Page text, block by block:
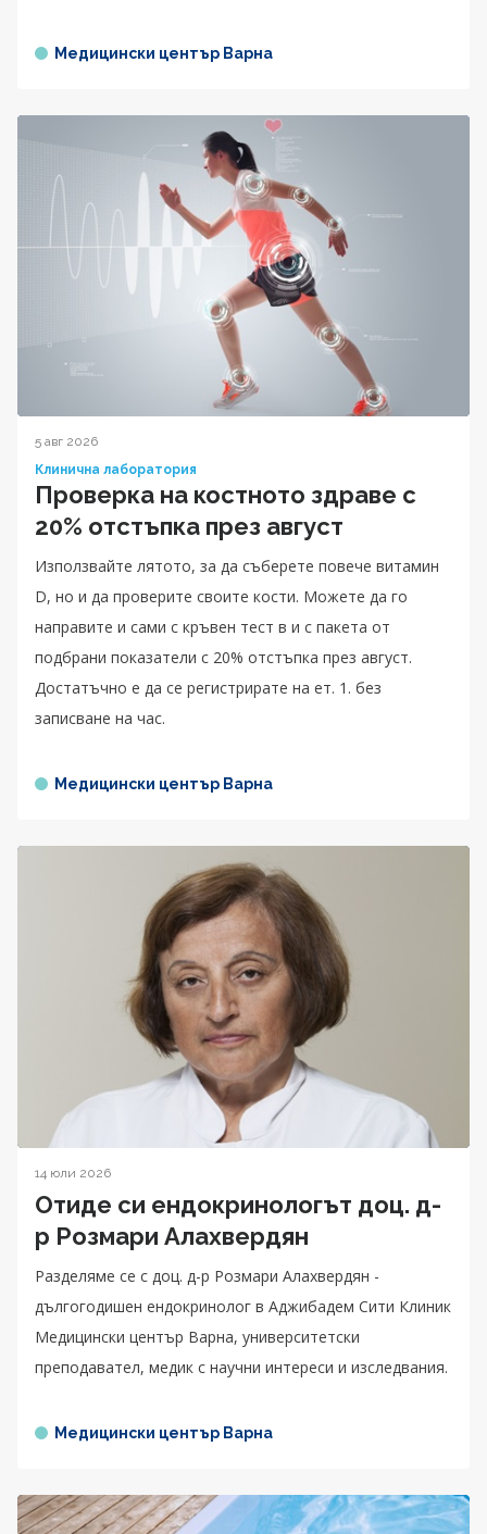
Медицински център Варна
5 авг 2026
Клинична лаборатория
Проверка на костното здраве с
20% отстъпка през август
Използвайте лятото, за да съберете повече витамин
D, но и да проверите своите кости. Можете да го
направите и сами с кръвен тест в и с пакета от
подбрани показатели с 20% отстъпка през август.
Достатъчно е да се регистрирате на ет. 1. без
записване на час.
Медицински център Варна
14 юли 2026
Отиде си ендокринологът доц. д-
р Розмари Алахвердян
Разделяме се с доц. д-р Розмари Алахвердян -
дългогодишен ендокринолог в Аджибадем Сити Клиник
Медицински център Варна, университетски
преподавател, медик с научни интереси и изследвания.
Медицински център Варна